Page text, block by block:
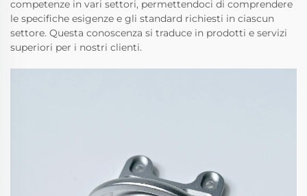
competenze in vari settori, permettendoci di comprendere
le specifiche esigenze e gli standard richiesti in ciascun
settore. Questa conoscenza si traduce in prodotti e servizi
superiori per i nostri clienti.